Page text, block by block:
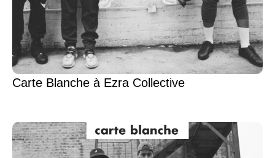
Carte Blanche à Ezra Collective